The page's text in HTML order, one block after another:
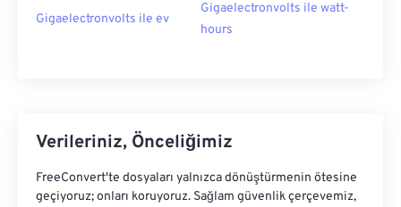
Gigaelectronvolts ile ev
Gigaelectronvolts ile watt-
hours
Verileriniz, Önceliğimiz
FreeConvert'te dosyaları yalnızca dönüştürmenin ötesine
geçiyoruz; onları koruyoruz. Sağlam güvenlik çerçevemiz,